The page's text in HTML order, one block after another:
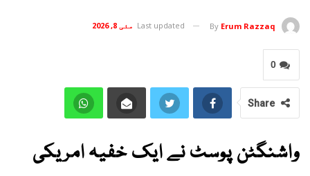
By Erum Razzaq
Last updated مئی 8, 2026
0
Share
واشنگٹن پوسٹ نے ایک خفیہ امریکی